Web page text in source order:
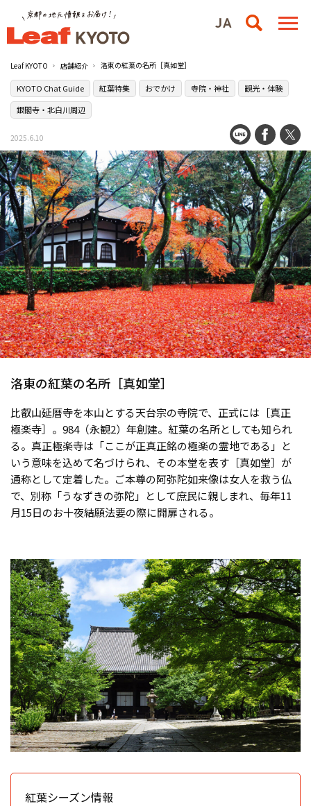
Leaf KYOTO 店舗紹介 洛東の紅葉の名所［真如堂］
KYOTO Chat Guide 紅葉特集 おでかけ 寺院・神社
観光・体験
銀閣寺・北白川周辺
2025.6.10
洛東の紅葉の名所［真如堂］
比叡山延暦寺を本山とする天台宗の寺院で、正式には［真正
極楽寺］。984（永観2）年創建。紅葉の名所としても知られ
る。真正極楽寺は「ここが正真正銘の極楽の霊地である」と
いう意味を込めて名づけられ、その本堂を表す［真如堂］が
通称として定着した。ご本尊の阿弥陀如来像は女人を救う仏
で、別称「うなずきの弥陀」として庶民に親しまれ、毎年11
月15日のお十夜結願法要の際に開扉される。
紅葉シーズン情報